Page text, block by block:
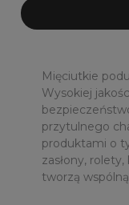
Mięciutkie
Wysokiej
przytulnego
produktami o
zasłony,
tworzą